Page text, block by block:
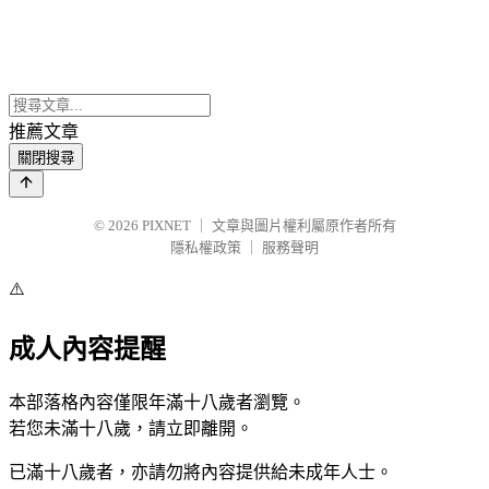
推薦文章
關閉搜尋
© 2026 PIXNET
文章與圖片權利屬原作者所有
隱私權政策
服務聲明
⚠️
成人內容提醒
本部落格內容僅限年滿十八歲者瀏覽。
若您未滿十八歲，請立即離開。
已滿十八歲者，亦請勿將內容提供給未成年人士。